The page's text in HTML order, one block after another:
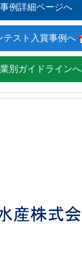
事例詳細ページへ
テスト入賞事例へ
別ガイドラインへ